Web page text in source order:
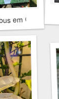
em Osório 2017